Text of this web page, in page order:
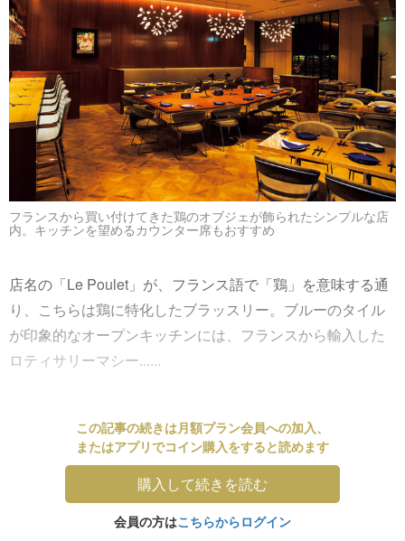
フランスから買い付けてきた鶏のオブジェが飾られたシンプルな店
内。キッチンを望めるカウンター席もおすすめ
店名の「Le Poulet」が、フランス語で「鶏」を意味する通
り、こちらは鶏に特化したブラッスリー。ブルーのタイル
が印象的なオープンキッチンには、フランスから輸入した
ロティサリーマシー......
この記事の続きは月額プラン会員への加入、
またはアプリでコイン購入をすると読めます
購入して続きを読む
会員の方はこちらからログイン